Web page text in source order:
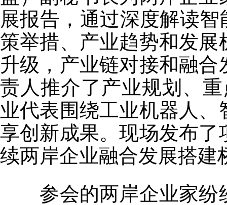
展报告，通过深度解读
策举措、产业趋势和发
升级，产业链对接和融
责人推介了产业规划、
业代表围绕工业机器人
享创新成果。现场发布
续两岸企业融合发展搭建
参会的两岸企业家纷